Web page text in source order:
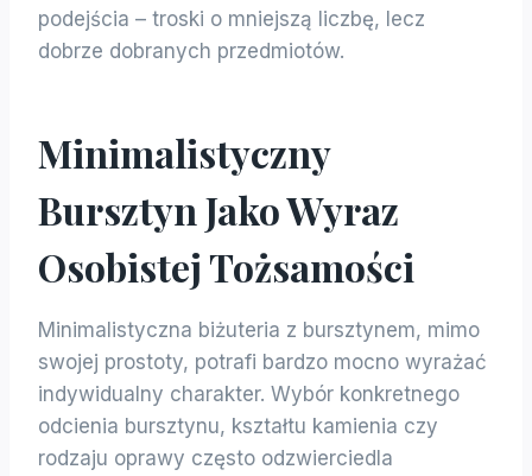
podejścia – troski o mniejszą liczbę, lecz
dobrze dobranych przedmiotów.
Minimalistyczny
Bursztyn Jako Wyraz
Osobistej Tożsamości
Minimalistyczna biżuteria z bursztynem, mimo
swojej prostoty, potrafi bardzo mocno wyrażać
indywidualny charakter. Wybór konkretnego
odcienia bursztynu, kształtu kamienia czy
rodzaju oprawy często odzwierciedla